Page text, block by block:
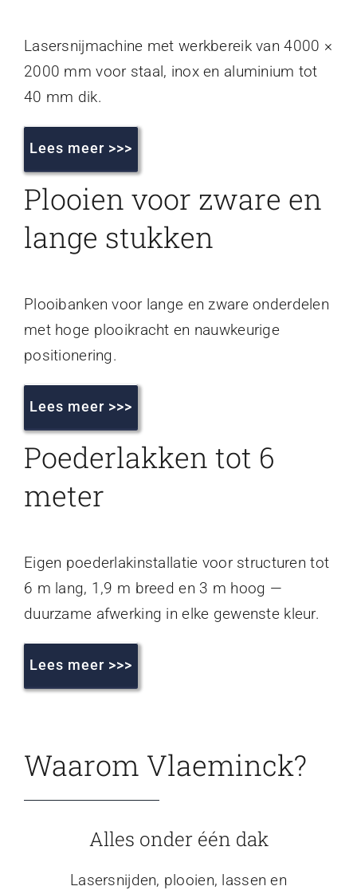
Lasersnijmachine met werkbereik van 4000 ×
2000 mm voor staal, inox en aluminium tot
40 mm dik.
Lees meer >>>
Plooien voor zware en
lange stukken
Plooibanken voor lange en zware onderdelen
met hoge plooikracht en nauwkeurige
positionering.
Lees meer >>>
Poederlakken tot 6
meter
Eigen poederlakinstallatie voor structuren tot
6 m lang, 1,9 m breed en 3 m hoog —
duurzame afwerking in elke gewenste kleur.
Lees meer >>>
Waarom Vlaeminck?
Alles onder één dak
Lasersnijden, plooien, lassen en